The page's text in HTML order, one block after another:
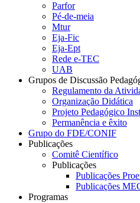
Parfor
Pé-de-meia
Mtur
Eja-Fic
Eja-Ept
Rede e-TEC
UAB
Grupos de Discussão
Regulamento da
Organização Didática
Projeto Pedagógico
Permanência e êxito
Grupo do FDE/CONIF
Publicações
Comitê Científico
Publicações
Publicações
Publicações
Programas